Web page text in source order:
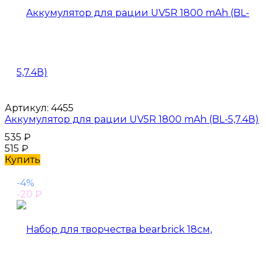
Артикул: 4455
Aккумулятор для рации UV5R 1800 mAh (BL-5,7.4В)
535 ₽
515 ₽
Купить
-4%
-20 ₽